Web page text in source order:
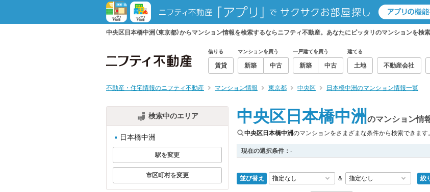
中央区日本橋中洲（東京都）からマンション情報を検索するならニフティ不動産。あなたにピッタリのマンションを検
借りる
賃貸
マンションを買う
新築 中古
一戸建てを買う
新築 中古
建てる
土地 不動産会社
不動産・住宅情報のニフティ不動産 マンション情報 東京都 中央区 日本橋中洲のマンション情報一覧
検索中のエリア
日本橋中洲
駅を変更
市区町村を変更
中央区日本橋中洲 のマンション情
中央区日本橋中洲のマンションをさまざまな条件から検索できます。
現在の選択条件： -
並び替え ＆ 絞